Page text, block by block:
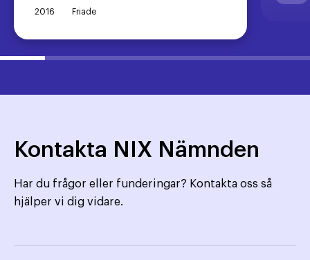
2016 Friade
Kontakta NIX Nämnden
Har du frågor eller funderingar? Kontakta oss så
hjälper vi dig vidare.